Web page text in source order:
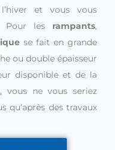
et vous vous
Pour les rampants,
se fait en grande
ou double épaisseur
disponible et de la
, vous ne vous seriez
qu’après des travaux